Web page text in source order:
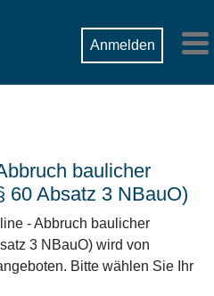
Anmelden
baulicher
60 Absatz 3 NBauO)
- Abbruch baulicher
3 NBauO) wird von
Bitte wählen Sie Ihr